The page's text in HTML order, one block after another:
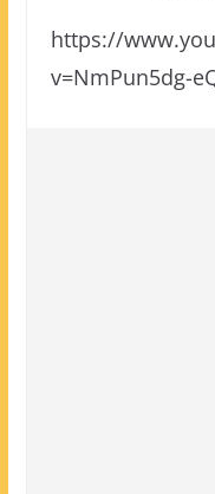
https://
v=NmPun5dg-